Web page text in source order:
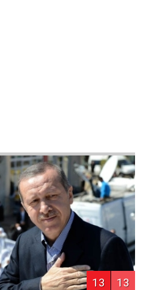
13 13